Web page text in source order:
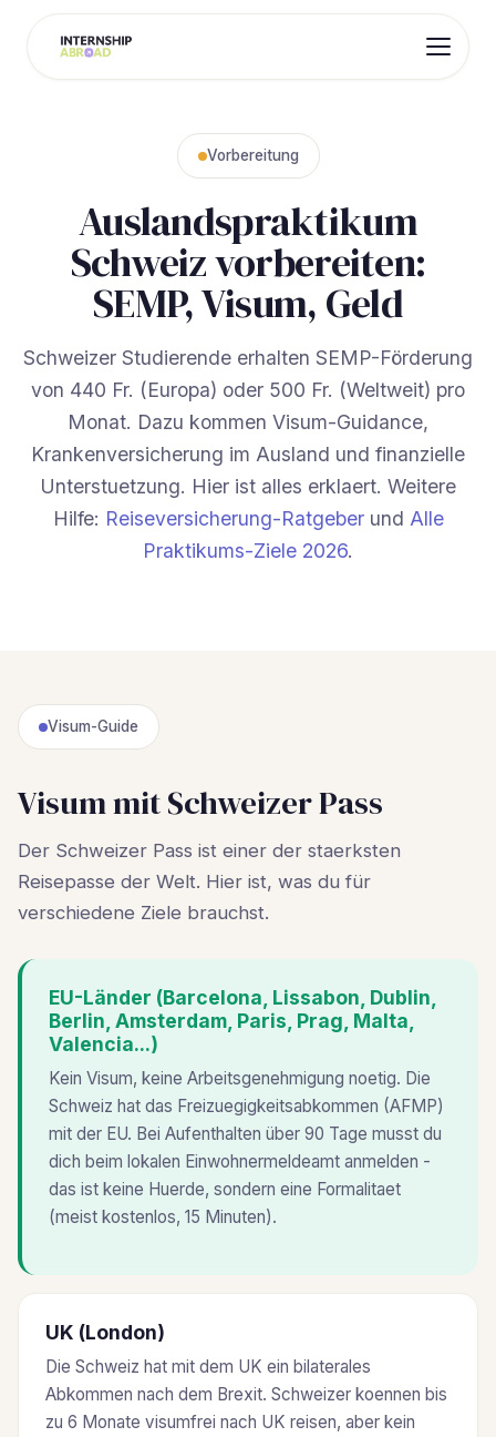
Vorbereitung
Auslandspraktikum
Schweiz vorbereiten:
SEMP, Visum, Geld
Schweizer Studierende erhalten SEMP-Förderung
von 440 Fr. (Europa) oder 500 Fr. (Weltweit) pro
Monat. Dazu kommen Visum-Guidance,
Krankenversicherung im Ausland und finanzielle
Unterstuetzung. Hier ist alles erklaert. Weitere
Hilfe: Reiseversicherung-Ratgeberund Alle
Praktikums-Ziele 2026.
Visum-Guide
Visum mit Schweizer Pass
Der Schweizer Pass ist einer der staerksten
Reisepasse der Welt. Hier ist, was du für
verschiedene Ziele brauchst.
EU-Länder (Barcelona, Lissabon, Dublin,
Berlin, Amsterdam, Paris, Prag, Malta,
Valencia...)
Kein Visum, keine Arbeitsgenehmigung noetig. Die
Schweiz hat das Freizuegigkeitsabkommen (AFMP)
mit der EU. Bei Aufenthalten über 90 Tage musst du
dich beim lokalen Einwohnermeldeamt anmelden -
das ist keine Huerde, sondern eine Formalitaet
(meist kostenlos, 15 Minuten).
UK (London)
Die Schweiz hat mit dem UK ein bilaterales
Abkommen nach dem Brexit. Schweizer koennen bis
zu 6 Monate visumfrei nach UK reisen, aber kein